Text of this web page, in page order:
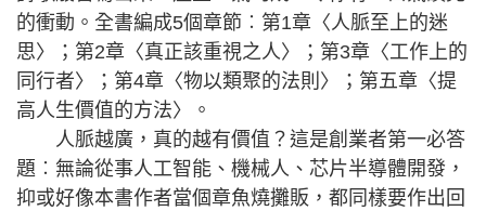
的衝動。全書編成5個章節︰第1章〈人脈至上的迷
思〉；第2章〈真正該重視之人〉；第3章〈工作上的
同行者〉；第4章〈物以類聚的法則〉；第五章〈提
高人生價值的方法〉。
人脈越廣，真的越有價值？這是創業者第一必答
題︰無論從事人工智能、機械人、芯片半導體開發，
抑或好像本書作者當個章魚燒攤販，都同樣要作出回